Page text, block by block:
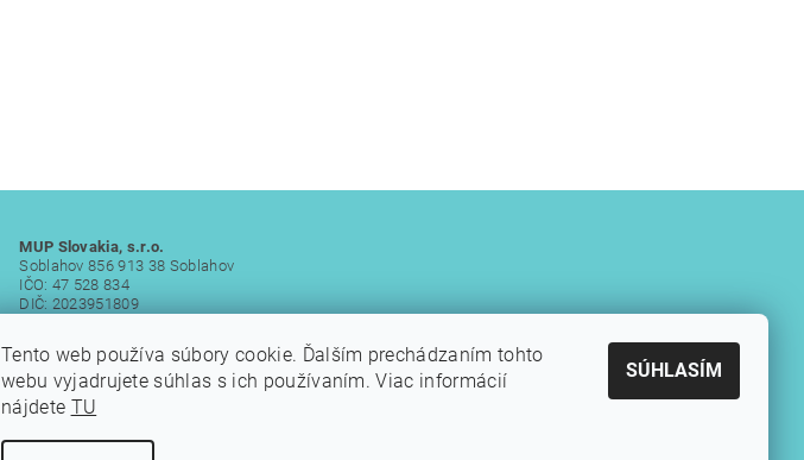
MUP Slovakia, s.r.o.
Soblahov 856 913 38 Soblahov
IČO: 47 528 834
DIČ: 2023951809
Tento web používa súbory cookie. Ďalším prechádzaním tohto
webu vyjadrujete súhlas s ich používaním. Viac informácií
nájdete TU
SÚHLASÍM